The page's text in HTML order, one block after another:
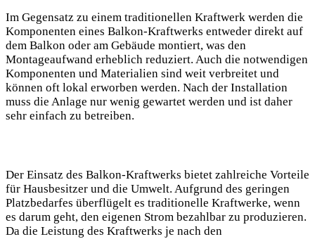
Im Gegensatz zu einem traditionellen Kraftwerk werden die
Komponenten eines Balkon-Kraftwerks entweder direkt auf
dem Balkon oder am Gebäude montiert, was den
Montageaufwand erheblich reduziert. Auch die notwendigen
Komponenten und Materialien sind weit verbreitet und
können oft lokal erworben werden. Nach der Installation
muss die Anlage nur wenig gewartet werden und ist daher
sehr einfach zu betreiben.
Der Einsatz des Balkon-Kraftwerks bietet zahlreiche Vorteile
für Hausbesitzer und die Umwelt. Aufgrund des geringen
Platzbedarfes überflügelt es traditionelle Kraftwerke, wenn
es darum geht, den eigenen Strom bezahlbar zu produzieren.
Da die Leistung des Kraftwerks je nach den